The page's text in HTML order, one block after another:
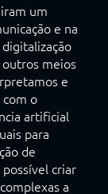
um
e na
meios
e
o
artificial
para
de
criar
a